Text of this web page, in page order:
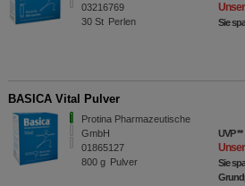
03216769
30 St Perlen Sie
BASICA Vital Pulver
Protina Pharmazeutische
GmbH
01865127
800 g Pulver
UVP**
Sie